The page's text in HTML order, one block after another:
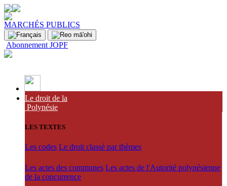
MARCHÉS PUBLICS
Abonnement JOPF
Le droit de la
Polynésie
LES TEXTES
Les codes Le droit classé par thèmes
Les actes des communes Les actes de l'Autorité polynésienne
de la concurrence